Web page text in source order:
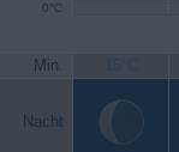
0°C
Min. 15°C
Nacht